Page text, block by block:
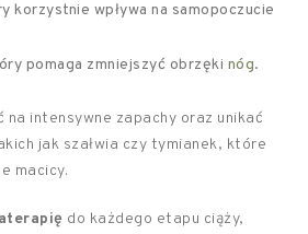
korzystnie wpływa na samopoczucie
pomaga zmniejszyć obrzęki nóg.
na intensywne zapachy oraz unikać
jak szałwia czy tymianek, które
macicy.
do każdego etapu ciąży,